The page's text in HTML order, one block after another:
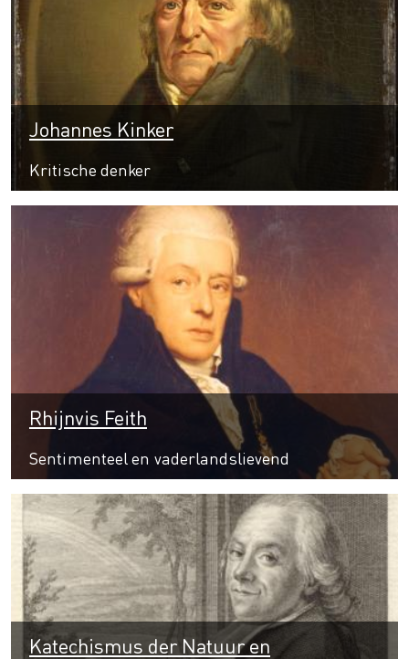
Johannes Kinker
Kritische denker
Rhijnvis Feith
Sentimenteel en vaderlandslievend
Katechismus der Natuur en